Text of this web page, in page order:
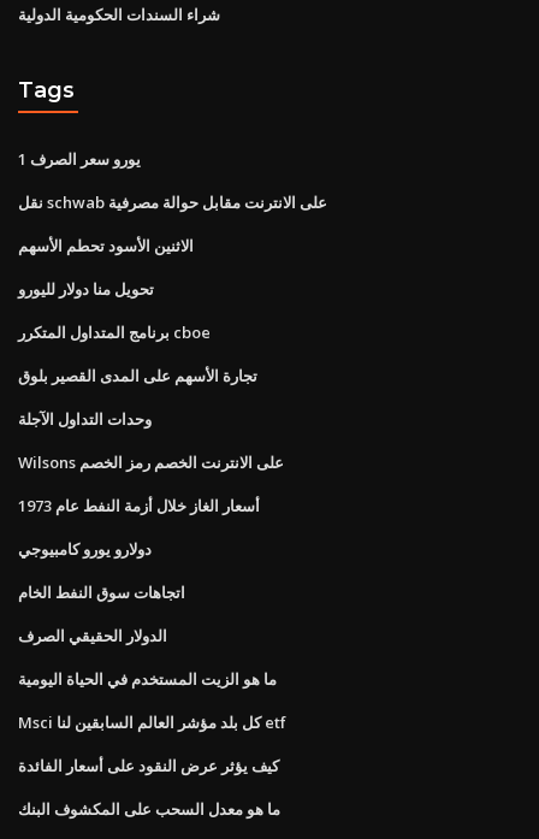
شراء السندات الحكومية الدولية
Tags
1 يورو سعر الصرف
نقل schwab على الانترنت مقابل حوالة مصرفية
الاثنين الأسود تحطم الأسهم
تحويل منا دولار لليورو
برنامج المتداول المتكرر cboe
تجارة الأسهم على المدى القصير بلوق
وحدات التداول الآجلة
Wilsons على الانترنت الخصم رمز الخصم
أسعار الغاز خلال أزمة النفط عام 1973
دولارو يورو كامبيوجي
اتجاهات سوق النفط الخام
الدولار الحقيقي الصرف
ما هو الزيت المستخدم في الحياة اليومية
Msci كل بلد مؤشر العالم السابقين لنا etf
كيف يؤثر عرض النقود على أسعار الفائدة
ما هو معدل السحب على المكشوف البنك